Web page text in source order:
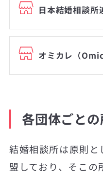
日本結婚相談所
オミカレ（
各団体ごと
結婚相談所は原則と
盟しており、そこの